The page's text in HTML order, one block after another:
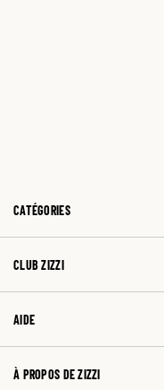
CATÉGORIES
CLUB ZIZZI
AIDE
À PROPOS DE ZIZZI